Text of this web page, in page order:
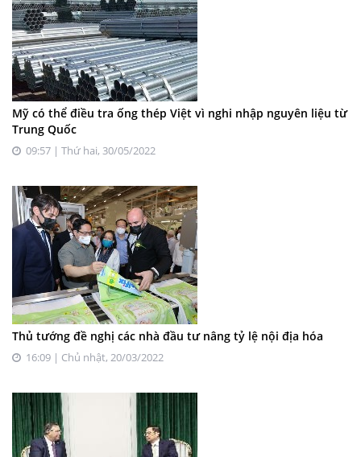
Mỹ có thể điều tra ống thép Việt vì nghi nhập nguyên liệu từ
Trung Quốc
09:57 | Thứ hai, 30/05/2022
Thủ tướng đề nghị các nhà đầu tư nâng tỷ lệ nội địa hóa
16:09 | Chủ nhật, 20/03/2022